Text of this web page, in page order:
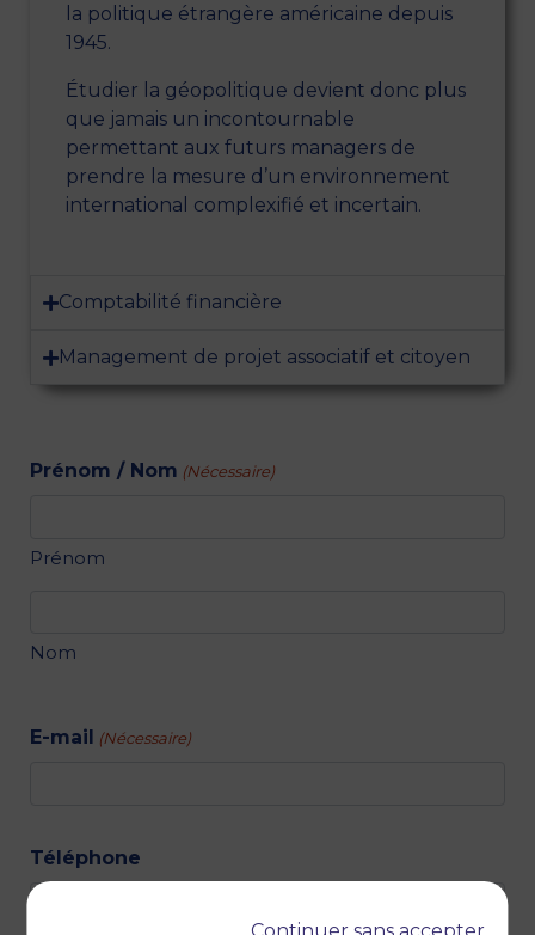
la politique étrangère américaine depuis
1945.
Étudier la géopolitique devient donc plus
que jamais un incontournable
permettant aux futurs managers de
prendre la mesure d’un environnement
international complexifié et incertain.
Comptabilité financière
Management de projet associatif et citoyen
Prénom / Nom (Nécessaire)
Prénom
Nom
E-mail (Nécessaire)
Téléphone
Continuer sans accepter